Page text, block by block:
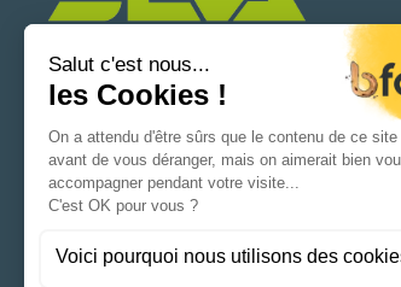
NOUS CONTACTEZ